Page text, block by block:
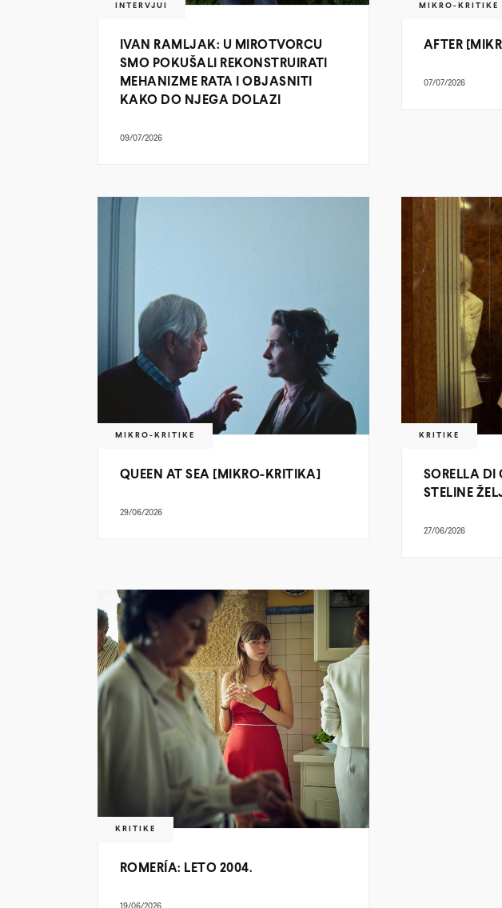
INTERVJUI
IVAN RAMLJAK: U MIROTVORCU
SMO POKUŠALI REKONSTRUIRATI
MEHANIZME RATA I OBJASNITI
KAKO DO NJEGA DOLAZI
09/07/2026
MIKRO-KRITIKE
AFTER
07/07/2026
MIKRO-KRITIKE
QUEEN AT SEA [MIKRO-KRITIKA]
29/06/2026
KRITIKE
SORELLA DI
STELINE
27/06/2026
KRITIKE
ROMERÍA: LETO 2004.